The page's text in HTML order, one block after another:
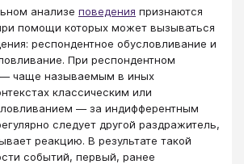
анализе поведения признаются
помощи которых может вызываться
респондентное обусловливание и
При респондентном
— чаще называемым в иных
классическим или
— за индифферентным
следует другой раздражитель,
реакцию. В результате такой
событий, первый, ранее